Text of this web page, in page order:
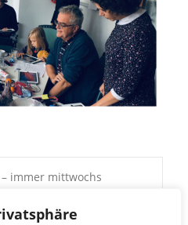
immer mittwochs